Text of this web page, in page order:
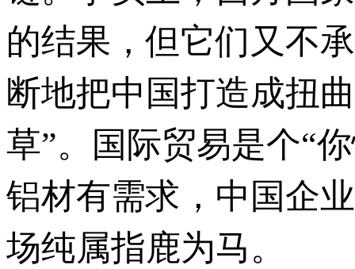
的结果，但它们又不
断地把中国打造成扭
草”。国际贸易是个“
铝材有需求，中国企
场纯属指鹿为马。